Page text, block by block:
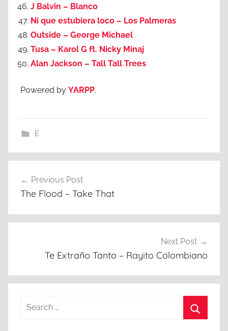
J Balvin – Blanco
Ni que estubiera loco – Los Palmeras
Outside – George Michael
Tusa – Karol G ft. Nicky Minaj
Alan Jackson – Tall Tall Trees
Powered by YARPP.
E
navigation
Previous Post
The Flood – Take That
Next Post
Te Extraño Tanto – Rayito Colombiano
Search